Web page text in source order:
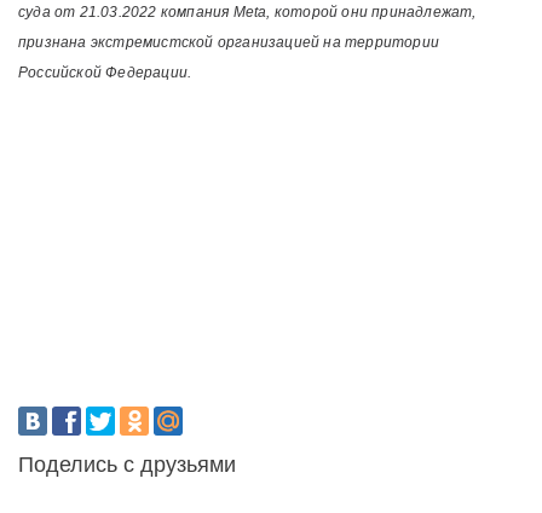
суда от 21.03.2022 компания Meta, которой они принадлежат,
признана экстремистской организацией на территории
Российской Федерации.
Поделись с друзьями